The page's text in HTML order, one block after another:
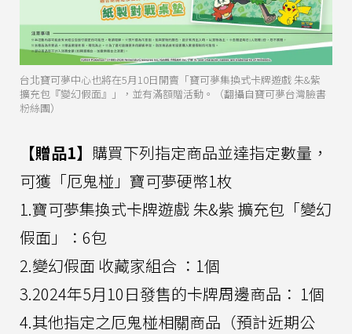
台北寶可夢中心也將在5月10日開賣「寶可夢集換式卡牌遊戲 朱&紫
擴充包『變幻假面』」，並有滿額贈活動。（翻攝自寶可夢台灣臉書
粉絲團）
【贈品1】 購買下列指定商品並達指定數量，
可獲「厄鬼椪」寶可夢硬幣1枚
1.寶可夢集換式卡牌遊戲 朱&紫 擴充包「變幻
假面」：6包
2.變幻假面 收藏家組合 ：1個
3.2024年5月10日發售的卡牌周邊商品： 1個
4.其他指定之厄鬼椪相關商品（預計近期公